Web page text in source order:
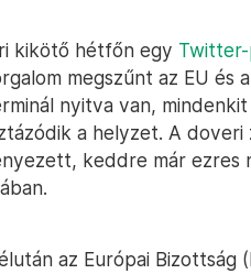
kikötő hétfőn egy
megszűnt az EU és
nyitva van,
a helyzet. A
keddre már ezres
az Európai Bizottság